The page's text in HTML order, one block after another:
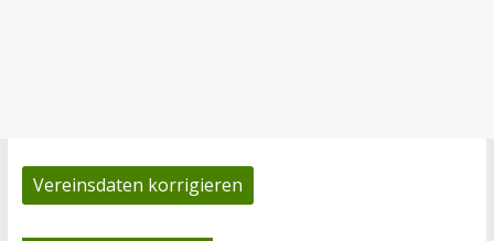
Vereinsdaten korrigieren